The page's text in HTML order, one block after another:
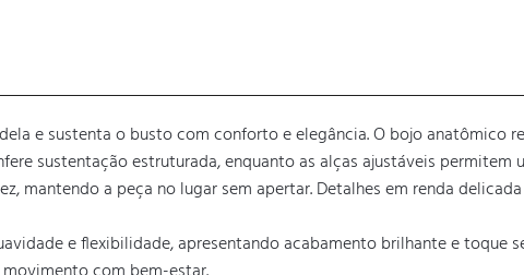
e sustenta o busto com conforto e elegância. O bojo anatômico
sustentação estruturada, enquanto as alças ajustáveis permitem
mantendo a peça no lugar sem apertar. Detalhes em renda
e flexibilidade, apresentando acabamento brilhante e toque